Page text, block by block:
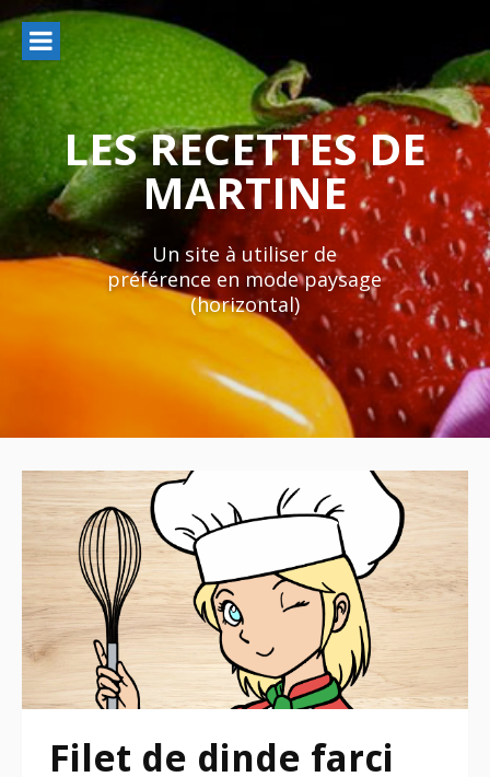
Aller
au
contenu
LES RECETTES DE
MARTINE
Un site à utiliser de
préférence en mode paysage
(horizontal)
Filet de dinde farci